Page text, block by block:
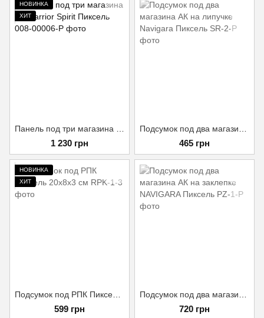
НОВИНКА
ХИТ
1 230 грн 465 грн
НОВИНКА
ХИТ
599 грн 720 грн